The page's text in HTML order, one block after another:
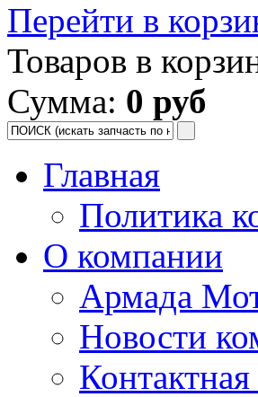
Перейти в
Товаров в
Сумма: 0 руб
Главная
Политика
О компании
Армада
Новости